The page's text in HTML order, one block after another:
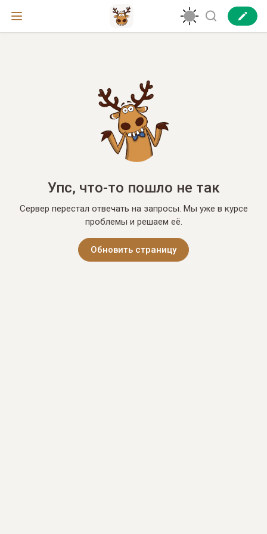
Упс, что-то пошло не так
Сервер перестал отвечать на запросы. Мы уже в курсе
проблемы и решаем её.
Обновить страницу